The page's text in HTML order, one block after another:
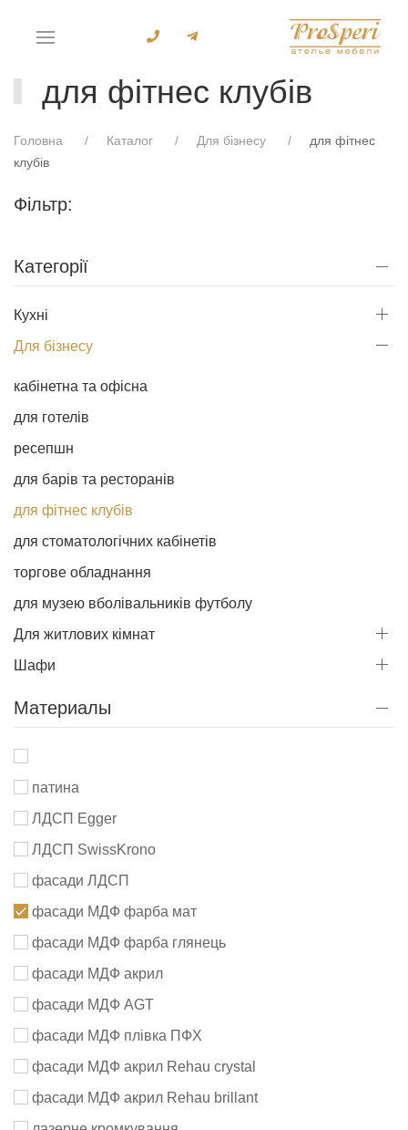
для фітнес клубів
Головна Каталог Для бізнесу
для фітнес
клубів
Фільтр:
Категорії
Кухні
Для бізнесу
кабінетна та офісна
для готелів
ресепшн
для барів та ресторанів
для фітнес клубів
для стоматологічних кабінетів
торгове обладнання
для музею вболівальників футболу
Для житлових кімнат
Шафи
Материалы
патина
ЛДСП Egger
ЛДСП SwissKrono
фасади ЛДСП
фасади МДФ фарба мат
фасади МДФ фарба глянець
фасади МДФ акрил
фасади МДФ AGT
фасади МДФ плівка ПФХ
фасади МДФ акрил Rehau crystal
фасади МДФ акрил Rehau brillant